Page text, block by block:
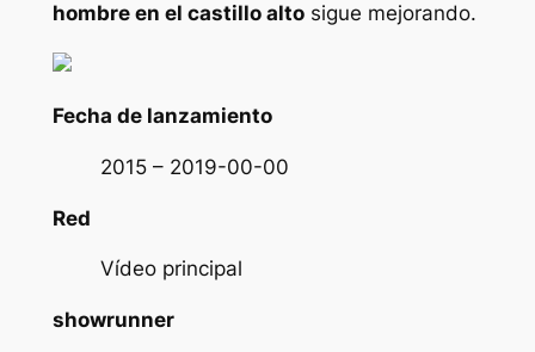
hombre en el castillo altosigue mejorando.
Fecha de lanzamiento
2015 – 2019-00-00
Red
Vídeo principal
showrunner